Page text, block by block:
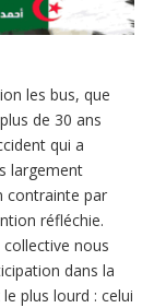
les bus, que
de 30 ans
qui a
largement
contrainte par
réfléchie.
nous
dans la
plus lourd : celui